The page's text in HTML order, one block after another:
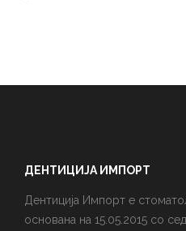
ДЕНТИЦИЈА ИМПОРТ
Дентиција Импорт е
основана на 15.05.2015 со